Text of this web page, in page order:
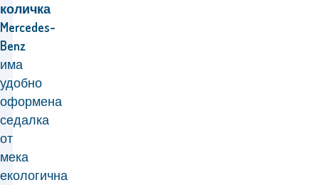
количка
Mercedes-
Benz
има
удобно
оформена
седалка
от
мека
екологична